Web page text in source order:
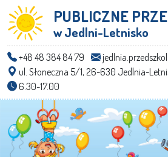
PUBLICZNE
w Jedlni-Letnisko
+48 48 384 84 79
ul. Słoneczna 5/1, 26-630 Jedlnia-
6.30-17.00